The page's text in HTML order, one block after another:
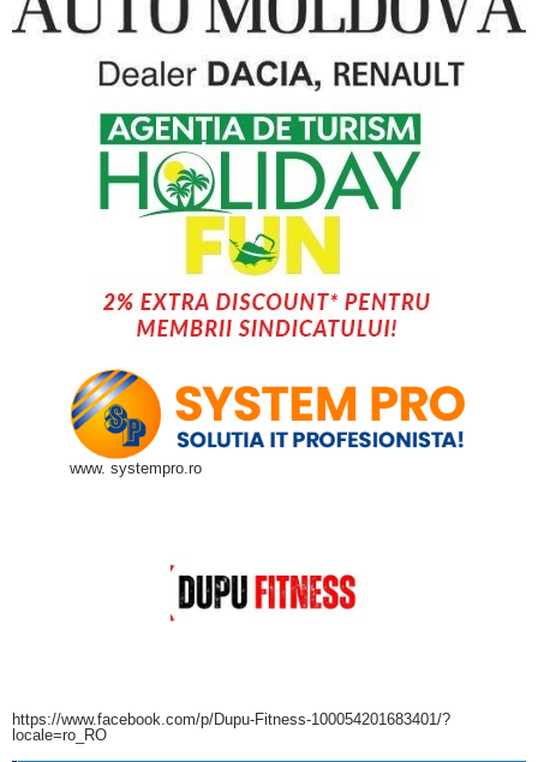
www. systempro.ro
https://www.facebook.com/p/Dupu-Fitness-100054201683401/?
locale=ro_RO